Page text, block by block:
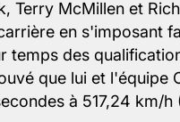
Terry McMillen et
en s'imposant
temps des
que lui et l'équipe
à 517,24 km/h